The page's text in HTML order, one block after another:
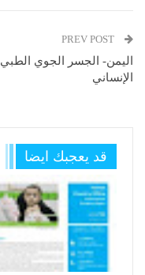
اليمن- الجسر الجوي الطبي
الإنساني
قد يعجبك ايضا